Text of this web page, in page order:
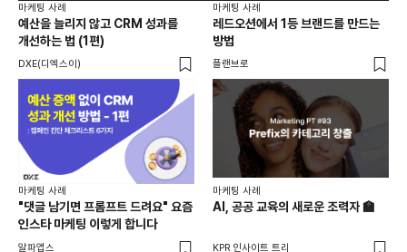
마케팅 사례
예산을 늘리지 않고 CRM 성과를
개선하는 법 (1편)
DXE(디엑스이)
마케팅 사례
레드오션에서 1등 브랜드를 만드는
방법
플랜브로
마케팅 사례
"댓글 남기면 프롬프트 드려요" 요즘
인스타 마케팅 이렇게 합니다
알파앱스
마케팅 사례
AI, 공공 교육의 새로운 조력자 🏫
KPR 인사이트 트리